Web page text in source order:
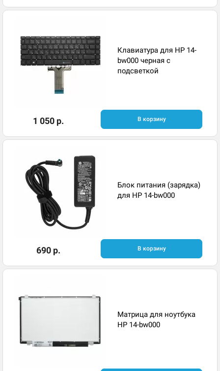
Клавиатура для HP 14-
bw000 черная с
подсветкой
1 050 р. В корзину
Блок питания (зарядка)
для HP 14-bw000
690 р. В корзину
Матрица для ноутбука
HP 14-bw000